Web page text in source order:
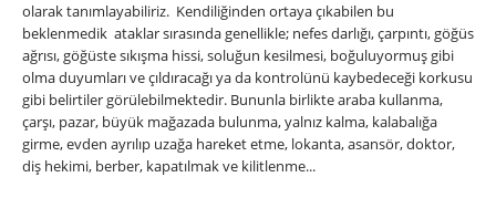
olarak tanımlayabiliriz. Kendiliğinden ortaya çıkabilen bu
beklenmedik ataklar sırasında genellikle; nefes darlığı, çarpıntı, göğüs
ağrısı, göğüste sıkışma hissi, soluğun kesilmesi, boğuluyormuş gibi
olma duyumları ve çıldıracağı ya da kontrolünü kaybedeceği korkusu
gibi belirtiler görülebilmektedir. Bununla birlikte araba kullanma,
çarşı, pazar, büyük mağazada bulunma, yalnız kalma, kalabalığa
girme, evden ayrılıp uzağa hareket etme, lokanta, asansör, doktor,
diş hekimi, berber, kapatılmak ve kilitlenme...